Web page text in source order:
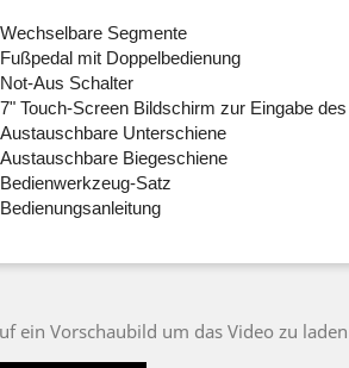
Wechselbare Segmente
Fußpedal mit Doppelbedienung
Not-Aus Schalter
7" Touch-Screen Bildschirm zur Eingabe
Austauschbare Unterschiene
Austauschbare Biegeschiene
Bedienwerkzeug-Satz
Bedienungsanleitung
ein Vorschaubild um das Video zu laden